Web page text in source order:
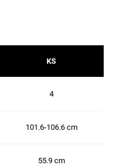
KS
4
101.6-106.6 cm
55.9 cm